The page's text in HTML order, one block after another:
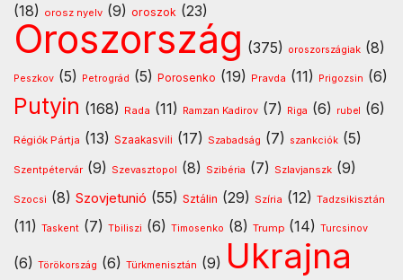
(18) orosz nyelv (9) oroszok (23)
Oroszország (375) oroszországiak (8)
Peszkov (5) Petrográd (5) Porosenko (19) Pravda (11) Prigozsin (6)
Putyin (168) Rada (11) Ramzan Kadirov (7) Riga (6) rubel (6)
Régiók Pártja (13) Szaakasvili (17) Szabadság (7) szankciók (5)
Szentpétervár (9) Szevasztopol (8) Szibéria (7) Szlavjanszk (9)
Szocsi (8) Szovjetunió (55) Sztálin (29) Szíria (12) Tadzsikisztán
(11) Taskent (7) Tbiliszi (6) Timosenko (8) Trump (14) Turcsinov
(6) Törökország (6) Türkmenisztán (9) Ukrajna